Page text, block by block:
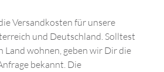
Versandkosten für unsere
und Deutschland. Solltest
Land wohnen, geben wir Dir die
bekannt. Die